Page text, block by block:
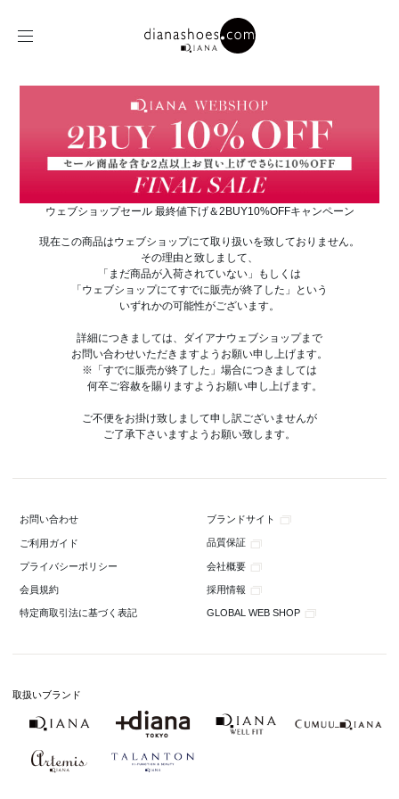
ウェブショップセール 最終値下げ＆2BUY10%OFFキャンペーン
現在この商品はウェブショップにて取り扱いを致しておりません。
その理由と致しまして、
「まだ商品が入荷されていない」もしくは
「ウェブショップにてすでに販売が終了した」という
いずれかの可能性がございます。
詳細につきましては、ダイアナウェブショップまで
お問い合わせいただきますようお願い申し上げます。
※「すでに販売が終了した」場合につきましては
何卒ご容赦を賜りますようお願い申し上げます。
ご不便をお掛け致しまして申し訳ございませんが
ご了承下さいますようお願い致します。
お問い合わせ ブランドサイト
ご利用ガイド 品質保証
プライバシーポリシー 会社概要
会員規約 採用情報
特定商取引法に基づく表記 GLOBAL WEB SHOP
取扱いブランド